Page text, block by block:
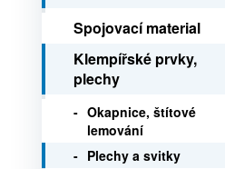
Spojovací material
Klempířské prvky,
plechy
Okapnice, štítové
lemování
Plechy a svitky